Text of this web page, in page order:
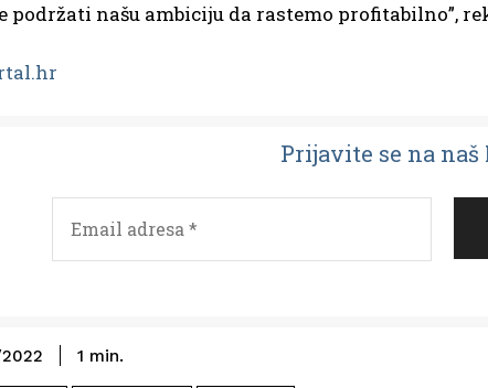
podržati našu ambiciju da rastemo profitabilno”,
Prijavite se na
1 min.